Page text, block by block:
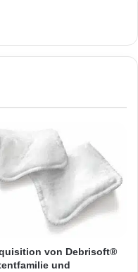
von Debrisoft®
und